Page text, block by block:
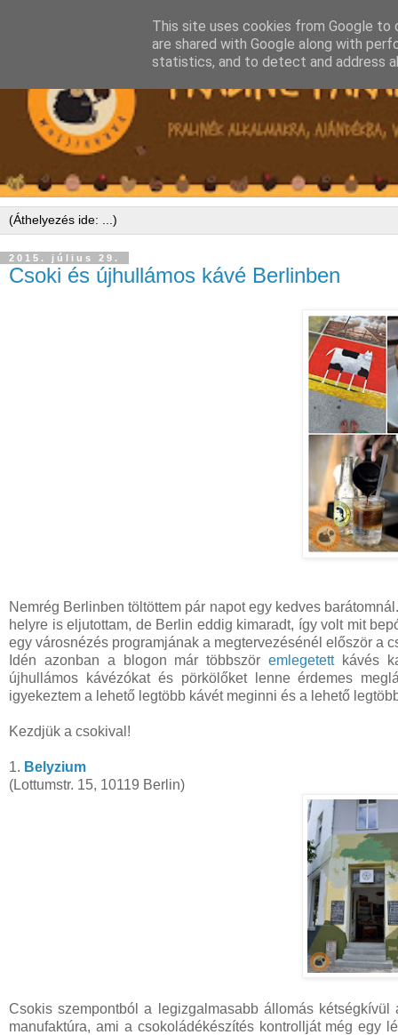
2015. július 29.
Csoki és újhullámos kávé Berlinben
Nemrég Berlinben töltöttem pár napot egy kedves
helyre is eljutottam, de Berlin eddig kimaradt, így volt mit
egy városnézés programjának a megtervezésénél először a
Idén azonban a blogon már többszöremlegetettkávés
újhullámos kávézókat és pörkölőket lenne érdemes
igyekeztem a lehető legtöbb kávét meginni és a lehető
Kezdjük a csokival!
1. Belyzium
(Lottumstr. 15, 10119 Berlin)
Csokis szempontból a legizgalmasabb állomás
manufaktúra, ami a csokoládékészítés kontrollját még egy
This site uses cookies from Google to
are shared with Google along with
statistics, and to detect and address